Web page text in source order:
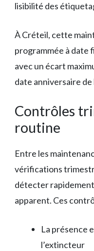
lisibilité des
À Créteil, cette
programmée à date
avec un écart
date anniversaire
Contrôles
routine
Entre les
vérifications
détecter
apparent. Ces
La présence
l’extincteur